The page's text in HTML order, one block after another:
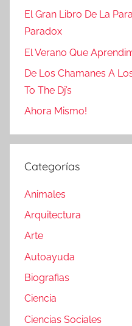
El Gran Libro De La
Paradox
El Verano Que
De Los Chamanes A
To The Dj’s
Ahora Mismo!
Categorías
Animales
Arquitectura
Arte
Autoayuda
Biografias
Ciencia
Ciencias Sociales